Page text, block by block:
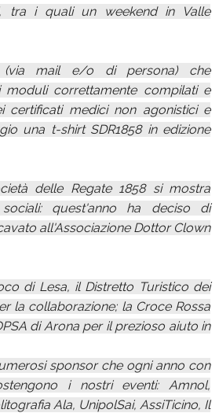
tra i quali un weekend in Valle
mail e/o di persona) che
moduli correttamente compilati e
certificati medici non agonistici e
una t-shirt SDR1858 in edizione
delle Regate 1858 si mostra
quest'anno ha deciso di
all'Associazione Dottor Clown
di Lesa, il Distretto Turistico dei
la collaborazione; la Croce Rossa
di Arona per il prezioso aiuto in
sponsor che ogni anno con
i nostri eventi: Amnol,
Ala, UnipolSai, AssiTicino, Il